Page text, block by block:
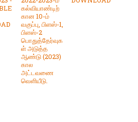
கல்வியாண்டிற்
கான 10-ம்
வகுப்பு, பிளஸ்-1,
பிளஸ்-2
பொதுத்தேர்வுக
ள் அடுத்த
ஆண்டு (2023)
கால
அட்டவணை
வெளியீடு.